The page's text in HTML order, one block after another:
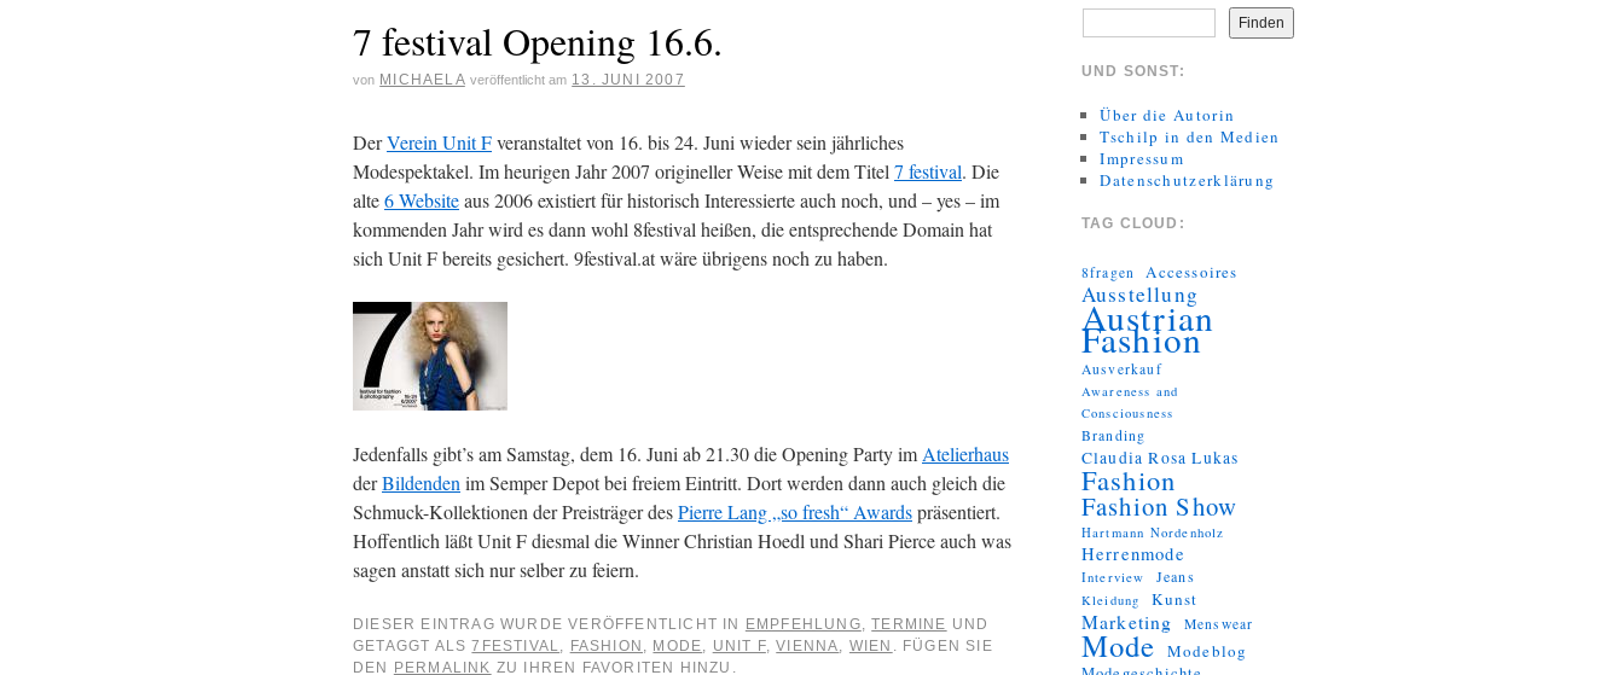
7 festival Opening 16.6.
von MICHAELA veröffentlicht am 13. JUNI 2007
DerVerein Unit Fveranstaltet von 16. bis 24. Juni wieder sein jährliches
Modespektakel. Im heurigen Jahr 2007 origineller Weise mit dem Titel 7 festival. Die
alte6 Websiteaus 2006 existiert für historisch Interessierte auch noch, und – yes – im
kommenden Jahr wird es dann wohl 8festival heißen, die entsprechende Domain hat
sich Unit F bereits gesichert. 9festival.at wäre übrigens noch zu haben.
Jedenfalls gibt’s am Samstag, dem 16. Juni ab 21.30 die Opening Party im Atelierhaus
derBildenden im Semper Depot bei freiem Eintritt. Dort werden dann auch gleich die
Schmuck-Kollektionen der Preisträger desPierre Lang „so fresh“ Awardspräsentiert.
Hoffentlich läßt Unit F diesmal die Winner Christian Hoedl und Shari Pierce auch was
sagen anstatt sich nur selber zu feiern.
DIESER EINTRAG WURDE VERÖFFENTLICHT IN EMPFEHLUNG,TERMINE UND
GETAGGT ALS7FESTIVAL, FASHION , MODE, UNIT F,VIENNA, WIEN . FÜGEN SIE
DEN
PERMALINK ZU IHREN FAVORITEN HINZU.
Finden
UND SONST:
Über die Autorin
Tschilp in den Medien
Impressum
Datenschutzerklärung
TAG CLOUD:
8fragen Accessoires
Ausstellung
Austrian
Fashion
Ausverkauf
Awareness and
Consciousness
Branding
Claudia Rosa Lukas
Fashion
Fashion Show
Hartmann Nordenholz
Herrenmode
Interview Jeans
Kleidung Kunst
Marketing Menswear
Mode Modeblog